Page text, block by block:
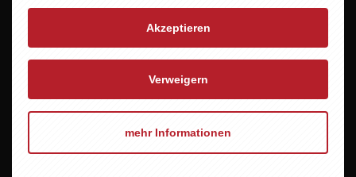
Akzeptieren
Verweigern
mehr Informationen